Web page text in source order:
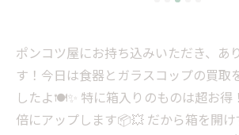
ポンコツ屋にお持ち込みいただき、あ
す！今日は食器とガラスコップの買取
したよ🍽️✨ 特に箱入りのものは超お得
倍にアップします📦💥 だから箱を開